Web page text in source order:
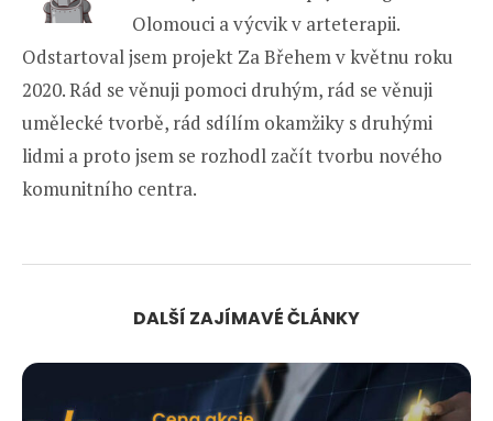
Olomouci a výcvik v arteterapii.
Odstartoval jsem projekt Za Břehem v květnu roku
2020. Rád se věnuji pomoci druhým, rád se věnuji
umělecké tvorbě, rád sdílím okamžiky s druhými
lidmi a proto jsem se rozhodl začít tvorbu nového
komunitního centra.
DALŠÍ ZAJÍMAVÉ ČLÁNKY